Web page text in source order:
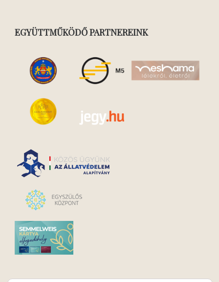
EGYÜTTMŰKÖDŐ PARTNEREINK